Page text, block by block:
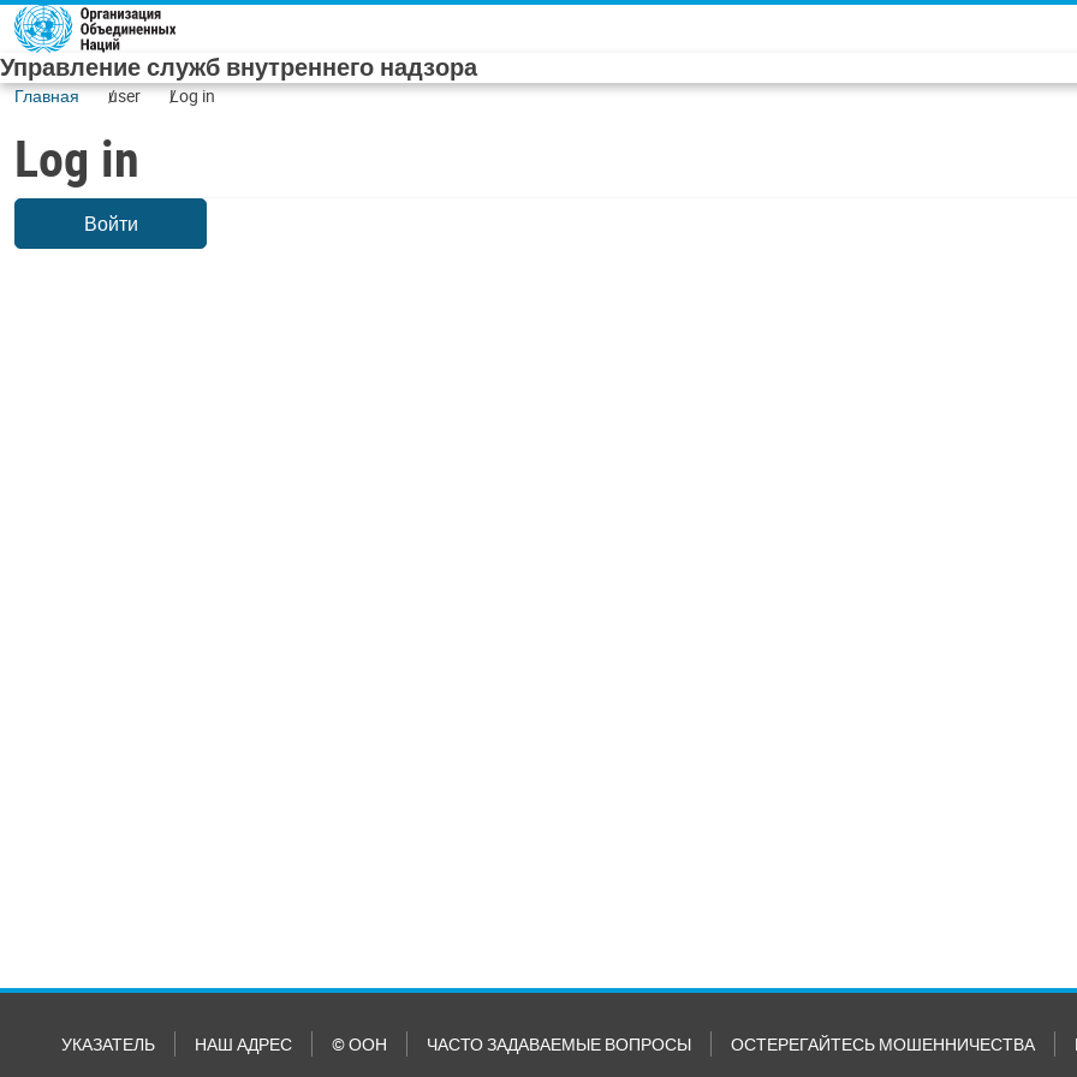
Skip to main content
Управление служб внутреннего надзора
Главная user Log in
Log in
Войти
УКАЗАТЕЛЬ НАШ АДРЕС © ООН ЧАСТО ЗАДАВАЕМЫЕ ВОПРОСЫ ОСТЕРЕГАЙТЕСЬ МОШЕННИЧЕСТВА